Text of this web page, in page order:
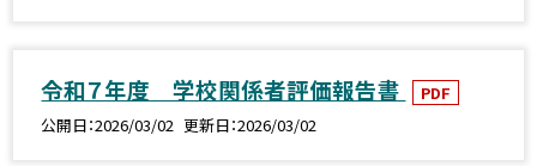
令和７年度 学校関係者評価報告書
PDF
公開日 2026/03/02 更新日 2026/03/02